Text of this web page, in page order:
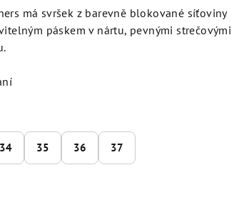
má svršek z barevně blokované síťoviny
páskem v nártu, pevnými strečovými
34 35 36 37